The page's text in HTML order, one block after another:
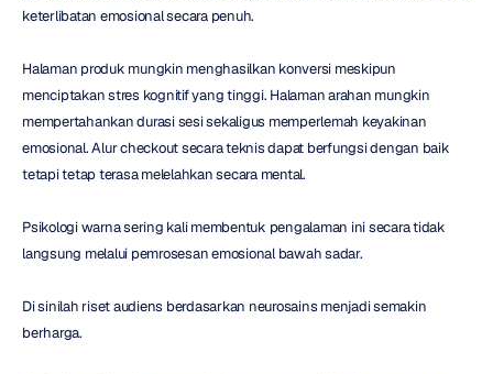
keterlibatan emosional secara penuh.
Halaman produk mungkin menghasilkan konversi meskipun
menciptakan stres kognitif yang tinggi. Halaman arahan mungkin
mempertahankan durasi sesi sekaligus memperlemah keyakinan
emosional. Alur checkout secara teknis dapat berfungsi dengan baik
tetapi tetap terasa melelahkan secara mental.
Psikologi warna sering kali membentuk pengalaman ini secara tidak
langsung melalui pemrosesan emosional bawah sadar.
Di sinilah riset audiens berdasarkan neurosains menjadi semakin
berharga.